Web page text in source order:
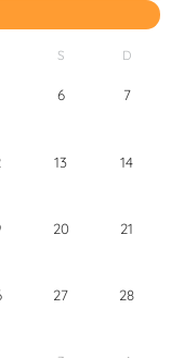
S D
6 7
13 14
20 21
27 28